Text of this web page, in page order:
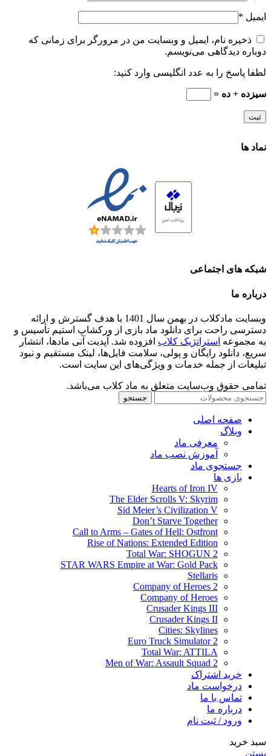
ایمیل *
ذخیره نام، ایمیل و وبسایت من در مرورگر برای زمانی که
دوباره دیدگاهی می‌نویسم.
لطفا پاسخ را به عدد انگلیسی وارد کنید:
سیزده + ده =
نماد ها
شبکه های اجتماعی
درباره ما
وبسایت مادکلاب در بهمن سال 1401 با هدف گسترش و ارائه
دسترسی راحت برای دانلود ماد بازی از ورکشاپ استیم تأسیس و
به مجموعه استراتژیک کلاب افزوده شد. آپدیت آنی مادها، انتشار
سریع، دانلود رایگان و پولی، سلامت فایل‌ها، لینک مستقیم و نبود
تبلیغات از جمله خدمات و ویژگی‌های این سایت است.
تمامی حقوق وب‌سایت متعلق به ماد کلاب می‌باشد.
جستجو
صفحه اصلی
وبلاگ
معرفی ماد
آموزش نصب ماد
جستجوی ماد
بازی ها
Hearts of Iron IV
The Elder Scrolls V: Skyrim
Sid Meier’s Civilization V
Don’t Starve Together
Call to Arms – Gates of Hell: Ostfront
Rise of Nations: Extended Edition
Total War: SHOGUN 2
STAR WARS Empire at War: Gold Pack
Stellaris
Company of Heroes 2
Company of Heroes
Crusader Kings III
Crusader Kings II
Cities: Skylines
Euro Truck Simulator 2
Total War: ATTILA
Men of War: Assault Squad 2
خرید اشتراک
درخواست ماد
تماس با ما
درباره ما
ورود / ثبت نام
سبد خرید
بستن